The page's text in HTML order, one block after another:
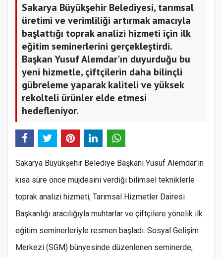
Sakarya Büyükşehir Belediyesi, tarımsal
üretimi ve verimliliği artırmak amacıyla
başlattığı toprak analizi hizmeti için ilk
eğitim seminerlerini gerçekleştirdi.
Başkan Yusuf Alemdar'ın duyurduğu bu
yeni hizmetle, çiftçilerin daha bilinçli
gübreleme yaparak kaliteli ve yüksek
rekolteli ürünler elde etmesi
hedefleniyor.
Sakarya Büyükşehir Belediye Başkanı Yusuf Alemdar'ın
kısa süre önce müjdesini verdiği bilimsel tekniklerle
toprak analizi hizmeti, Tarımsal Hizmetler Dairesi
Başkanlığı aracılığıyla muhtarlar ve çiftçilere yönelik ilk
eğitim seminerleriyle resmen başladı. Sosyal Gelişim
Merkezi (SGM) bünyesinde düzenlenen seminerde,